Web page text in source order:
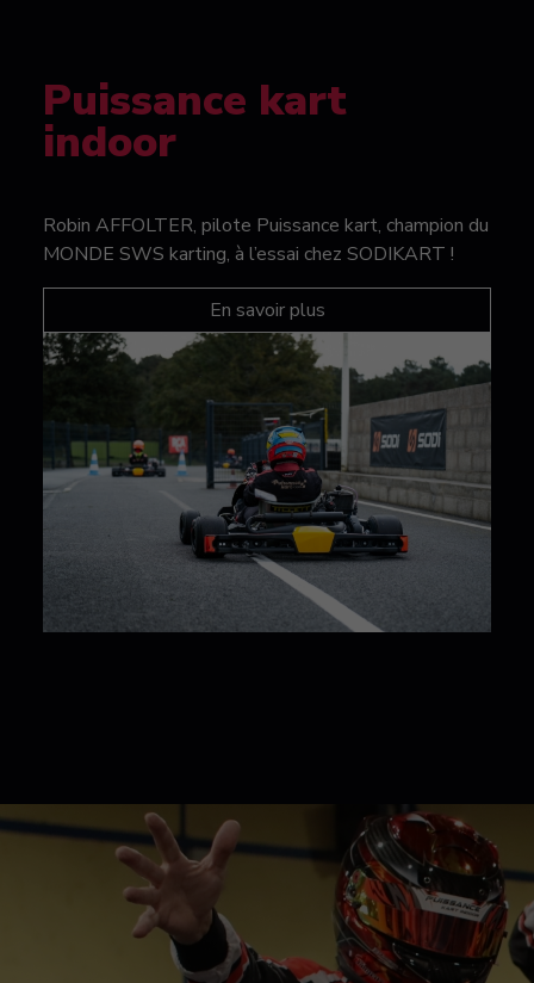
Puissance kart
indoor
Robin AFFOLTER, pilote Puissance kart, champion du
MONDE SWS karting, à l’essai chez SODIKART !
En savoir plus